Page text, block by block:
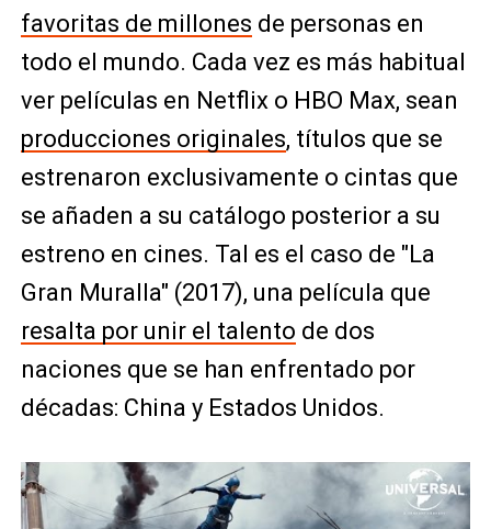
favoritas de millones de personas en
todo el mundo. Cada vez es más habitual
ver películas en Netflix o HBO Max, sean
producciones originales, títulos que se
estrenaron exclusivamente o cintas que
se añaden a su catálogo posterior a su
estreno en cines. Tal es el caso de "La
Gran Muralla" (2017), una película que
resalta por unir el talento de dos
naciones que se han enfrentado por
décadas: China y Estados Unidos.